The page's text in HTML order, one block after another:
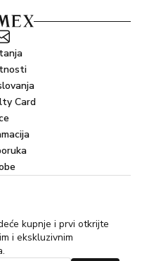
Card
kupnje i prvi otkrijte
i ekskluzivnim